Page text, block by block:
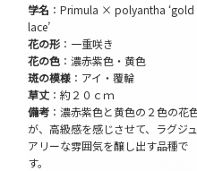
学名 ：Primula × polyantha ‘gold
lace’
花の形 ：一重咲き
花の色 ：濃赤紫色・黄色
斑の模様 ：アイ・覆輪
草丈 ：約２０ｃｍ
備考 ：濃赤紫色と黄色の２色の花
が、高級感を感じさせて、ラグジュ
アリーな雰囲気を醸し出す品種で
す。